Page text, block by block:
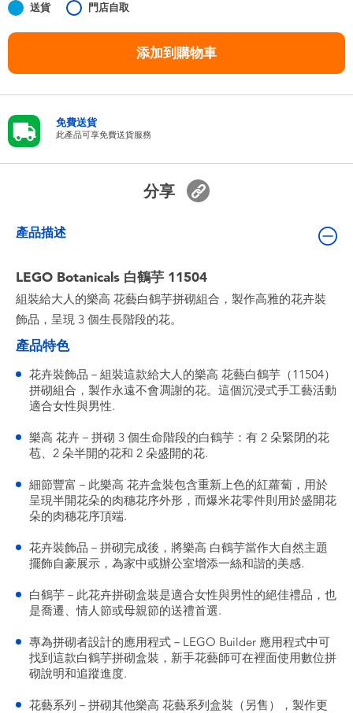
任天堂 Switch
送貨 門店自取
添加到購物車
免費送貨
此產品可享免費送貨服務
分享
產品描述
LEGO Botanicals 白鶴芋 11504
組裝給大人的樂高 花藝白鶴芋拼砌組合，製作高雅的花卉裝
飾品，呈現 3 個生長階段的花。
產品特色
花卉裝飾品－組裝這款給大人的樂高 花藝白鶴芋（11504）
拼砌組合，製作永遠不會凋謝的花。這個沉浸式手工藝活動
適合女性與男性.
樂高 花卉－拼砌 3 個生命階段的白鶴芋：有 2 朵緊閉的花
苞、2 朵半開的花和 2 朵盛開的花.
細節豐富－此樂高 花卉盒裝包含重新上色的紅蘿蔔，用於
呈現半開花朵的肉穗花序外形，而爆米花零件則用於盛開花
朵的肉穗花序頂端.
花卉裝飾品－拼砌完成後，將樂高 白鶴芋當作大自然主題
擺飾自豪展示，為家中或辦公室增添一絲和諧的美感.
白鶴芋－此花卉拼砌盒裝是適合女性與男性的絕佳禮品，也
是喬遷、情人節或母親節的送禮首選.
專為拼砌者設計的應用程式－LEGO Builder 應用程式中可
找到這款白鶴芋拼砌盒裝，新手花藝師可在裡面使用數位拼
砌說明和追蹤進度.
花藝系列－拼砌其他樂高 花藝系列盒裝（另售），製作更